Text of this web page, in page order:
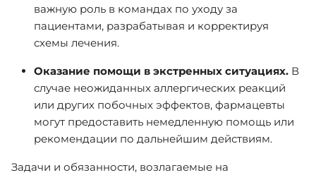
важную роль в командах по уходу за
пациентами, разрабатывая и корректируя
схемы лечения.
Оказание помощи в экстренных ситуациях. В
случае неожиданных аллергических реакций
или других побочных эффектов, фармацевты
могут предоставить немедленную помощь или
рекомендации по дальнейшим действиям.
Задачи и обязанности, возлагаемые на